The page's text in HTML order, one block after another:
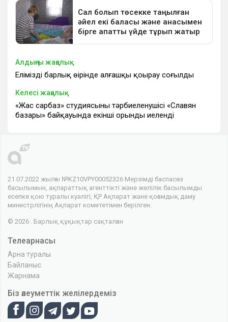
Алдыңғы жаңалық
Еліміздің барлық өңірінде алғашқы қоңырау соғылды
Келесі жаңалық
«Жас сарбаз» студиясының тәрбиеленушісі «Славян
базары» байқауында екінші орынды иеленді
21.07.2022 жылғы №KZ10VPY00052326 Мерзімді баспасөз
басылымын, ақпараттық агенттікті және желілік басылымды
есепке қою туралы куәлігі, ҚР Ақпарат және қоғамдық даму
министрлігінің Ақпарат комитетімен берілген.
© 2026 . Барлық құқықтар сақталған
Телеарнасы
Арна туралы
Байланыс
Жарнама
Біз әлеуметтік желілердеміз